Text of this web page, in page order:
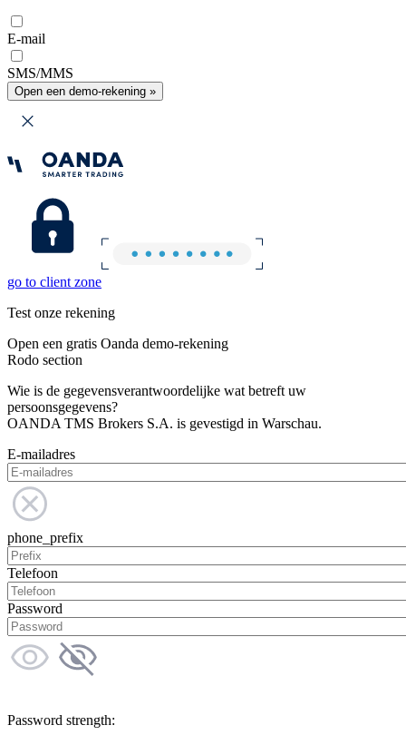
E-mail
SMS/MMS
Open een demo-rekening »
go to client zone
Test onze rekening
Open een gratis Oanda demo-rekening
Rodo section
Wie is de gegevensverantwoordelijke wat betreft uw
persoonsgegevens?
OANDA TMS Brokers S.A. is gevestigd in Warschau.
E-mailadres
phone_prefix
Telefoon
Password
Password strength: